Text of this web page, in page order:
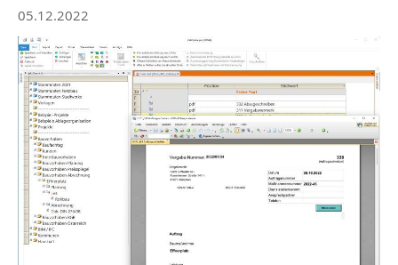
05.12.2022